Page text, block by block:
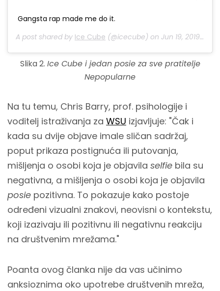
Gangsta rap made me do it.
A post shared by Ice Cube (@icecube) on Jun 19, 2019 at 10:50am PDT
Slika 2. Ice Cube i jedan posie za sve pratitelje
Nepopularne
Na tu temu, Chris Barry, prof. psihologije i
voditelj istraživanja za WSU izjavljuje: "Čak i
kada su dvije objave imale sličan sadržaj,
poput prikaza postignuća ili putovanja,
mišljenja o osobi koja je objavila selfie bila su
negativna, a mišljenja o osobi koja je objavila
posie pozitivna. To pokazuje kako postoje
određeni vizualni znakovi, neovisni o kontekstu,
koji izazivaju ili pozitivnu ili negativnu reakciju
na društvenim mrežama."
Poanta ovog članka nije da vas učinimo
anksioznima oko upotrebe društvenih mreža,